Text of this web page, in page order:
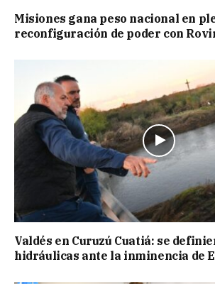
Misiones gana peso nacional en
reconfiguración de poder con
Valdés en Curuzú Cuatiá: se
hidráulicas ante la inminencia de